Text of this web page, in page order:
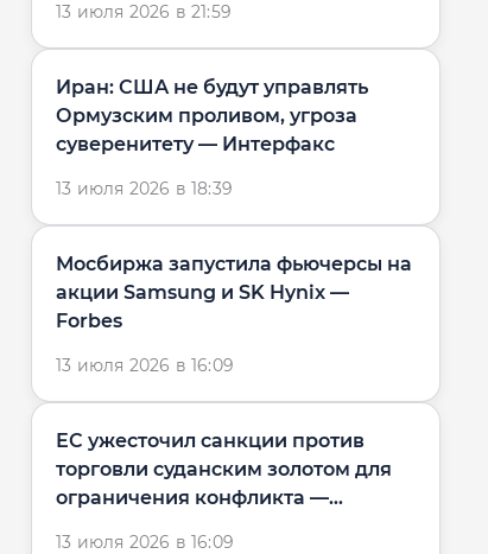
13 июля 2026 в 21:59
Иран: США не будут управлять
Ормузским проливом, угроза
суверенитету — Интерфакс
13 июля 2026 в 18:39
Мосбиржа запустила фьючерсы на
акции Samsung и SK Hynix —
Forbes
13 июля 2026 в 16:09
ЕС ужесточил санкции против
торговли суданским золотом для
ограничения конфликта —
13 июля 2026 в 16:09